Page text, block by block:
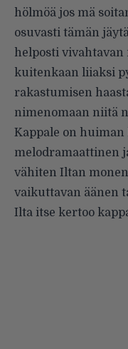
hölmöä jos mä
osuvasti tämän
helposti vivahtavan
kuitenkaan liiaksi
rakastumisen
nimenomaan niitä
Kappale on
melodramaattinen
vähiten Iltan
vaikuttavan äänen
Ilta itse kertoo